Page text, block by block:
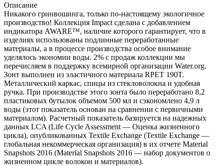
Описание
Никакого гринвошинга, только по-настоящему экологичное
производство! Коллекция Impact сделана с добавлением
индикатора AWARE™, наличие которого гарантирует, что в
изделиях использованы подлинные переработанные
материалы, а в процессе производства особое внимание
уделялось экономии воды. 2% с продаж коллекции мы
перечисляем в поддержку всемирной организации Water.org.
Зонт выполнен из эластичного материала RPET 190T.
Металлический каркас, спицы из стекловолокна и удобная
ручка. При производстве этого зонта было переработано 8,2
пластиковых бутылок объемом 500 мл и сэкономлено 4,9 л
воды (этот показатель основан на сравнении с первичными
материалом). Расчетный показатель базируется на надежных
данных LCA (Life Cycle Assessment — Оценка жизненного
цикла), опубликованных Textile Exchange (Textile Exchange —
глобальная некоммерческая организация) в их отчете Material
Snapshots 2016 (Material Snapshots 2016 — набор документов о
жизненном цикле волокон и материалов).